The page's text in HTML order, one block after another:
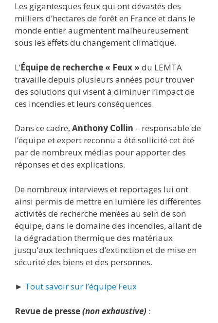
Les gigantesques feux qui ont dévastés des
milliers d’hectares de forêt en France et dans le
monde entier augmentent malheureusement
sous les effets du changement climatique.
L’Équipe de recherche « Feux » du LEMTA
travaille depuis plusieurs années pour trouver
des solutions qui visent à diminuer l’impact de
ces incendies et leurs conséquences.
Dans ce cadre, Anthony Collin – responsable de
l’équipe et expert reconnu a été sollicité cet été
par de nombreux médias pour apporter des
réponses et des explications.
De nombreux interviews et reportages lui ont
ainsi permis de mettre en lumière les différentes
activités de recherche menées au sein de son
équipe, dans le domaine des incendies, allant de
la dégradation thermique des matériaux
jusqu’aux techniques d’extinction et de mise en
sécurité des biens et des personnes.
► Tout savoir sur l’équipe Feux
Revue de presse(non exhaustive) :